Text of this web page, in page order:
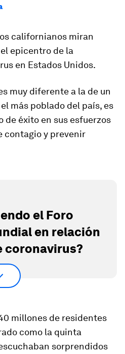
californianos miran
epicentro de la
en Estados Unidos.
muy diferente a la de un
más poblado del país, es
de éxito en sus esfuerzos
contagio y prevenir
el Foro
en relación
coronavirus?
millones de residentes
como la quinta
sorprendidos